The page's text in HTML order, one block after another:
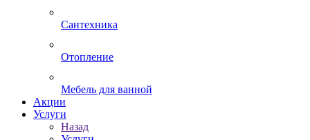
Сантехника
Отопление
Мебель для ванной
Акции
Услуги
Назад